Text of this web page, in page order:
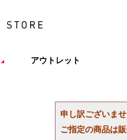
アウトレット
申し訳ございませ
ご指定の商品は